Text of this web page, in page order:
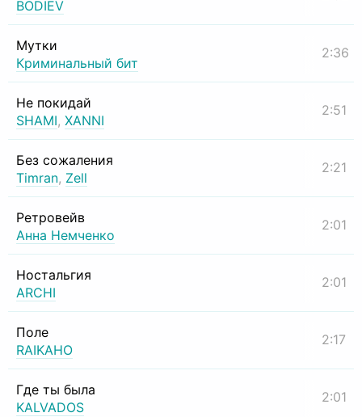
BODIEV
Мутки
Криминальный бит
2:36
Не покидай
SHAMI, XANNI
2:51
Без сожаления
Timran, Zell
2:21
Ретровейв
Анна Немченко
2:01
Ностальгия
ARCHI
2:01
Поле
RAIKAHO
2:17
Где ты была
KALVADOS
2:01